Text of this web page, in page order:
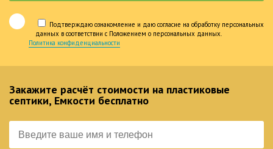
Подтверждаю ознакомление и даю согласие на обработку персональных
данных в соответствии с Положением о персональных данных.
Политика конфиденциальности
Закажите расчёт стоимости на пластиковые
септики, Емкости бесплатно